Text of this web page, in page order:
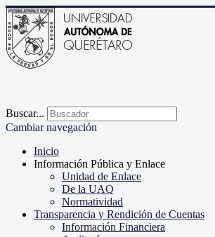
Buscar...
Cambiar navegación
Inicio
Información Pública y Enlace
Unidad de Enlace
De la UAQ
Normatividad
Transparencia y Rendición de Cuentas
Información Financiera